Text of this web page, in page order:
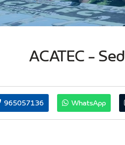
ACATEC -
965057136 WhatsApp